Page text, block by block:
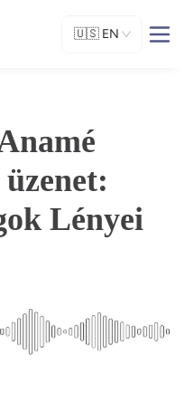
🇺🇸 EN
Lényei